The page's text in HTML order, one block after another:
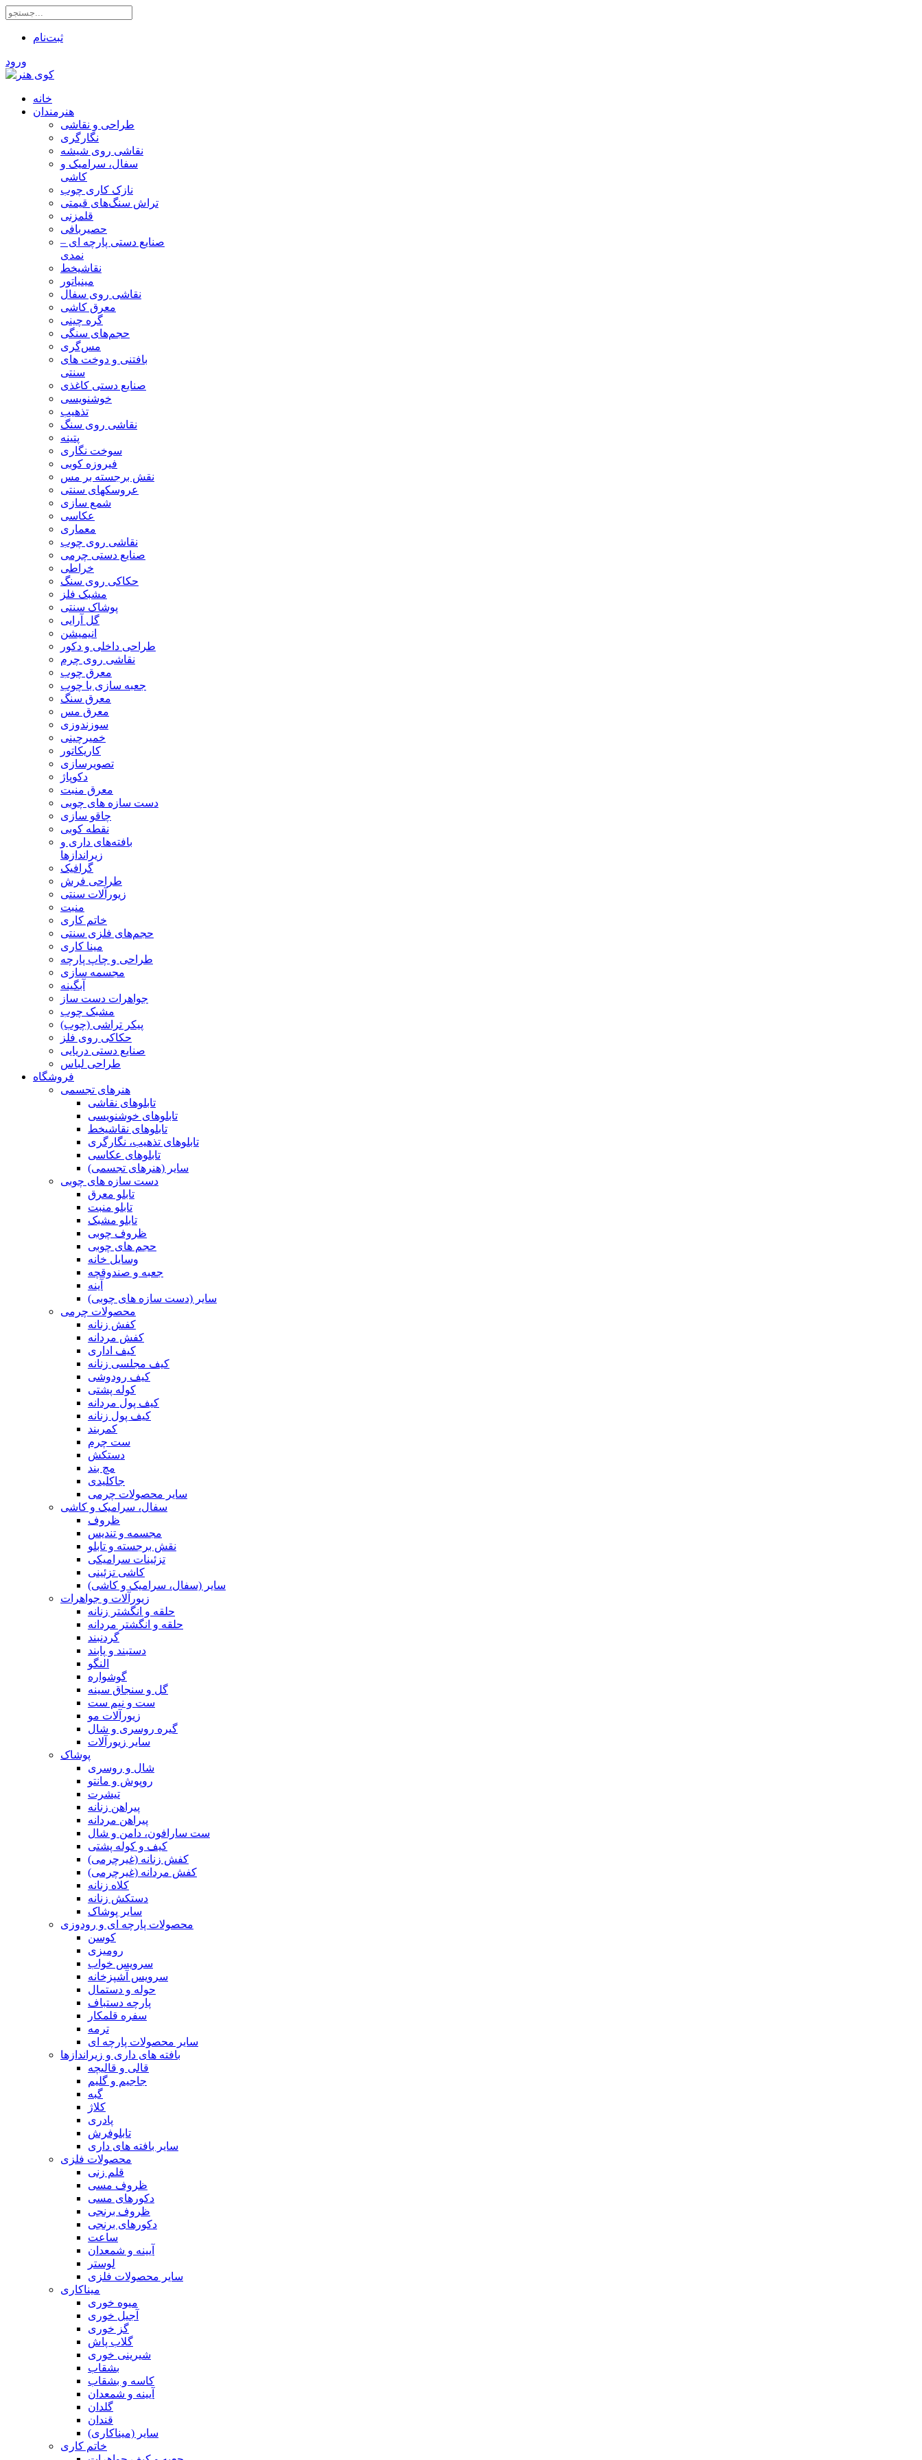
ثبت‌نام
ورود
خانه
هنرمندان
طراحی و نقاشی
نگارگری
نقاشی روی شیشه
سفال، سرامیک و
کاشی
نازک کاری چوب
تراش سنگ‌های قیمتی
قلمزنی
حصیربافی
صنایع دستی پارچه ای –
نمدی
نقاشیخط
مینیاتور
نقاشی روی سفال
معرق کاشی
گره چینی
حجم‌های سنگی
مس‌گری
بافتنی‌ و دوخت های
سنتی
صنایع دستی کاغذی
خوشنویسی
تذهیب
نقاشی روی سنگ
پتینه
سوخت نگاری
فیروزه کوبی
نقش برجسته بر مس
عروسکهای سنتی
شمع سازی
عکاسی
معماری
نقاشی روی چوب
صنایع دستی چرمی
خراطی
حکاکی روی سنگ
مشبک فلز
پوشاک سنتی
گل آرایی
انیمیشن
طراحی داخلی و دکور
نقاشی روی چرم
معرق چوب
جعبه سازی با چوب
معرق سنگ
معرق مس
سوزندوزی
خمیرچینی
کاریکاتور
تصویرسازی
دکوپاژ
معرق منبت
دست سازه های چوبی
چاقو سازی
نقطه کوبی
بافته‌های داری و
زیراندازها
گرافیک
طراحی فرش
زیورآلات سنتی
منبت
خاتم کاری
حجم‌های فلزی سنتی
مینا کاری
طراحی و چاپ پارچه
مجسمه سازی
آبگینه
جواهرات دست ساز
مشبک چوب
پیکر تراشی (چوب)
حکاکی روی فلز
صنایع دستی دریایی
طراحی لباس
فروشگاه
هنرهای تجسمی
تابلوهای نقاشی
تابلوهای خوشنویسی
تابلوهای نقاشیخط
تابلوهای تذهیب، نگارگری
تابلوهای عکاسی
سایر (هنرهای تجسمی)
دست سازه های چوبی
تابلو معرق
تابلو منبت
تابلو مشبک
ظروف چوبی
حجم های چوبی
وسایل خانه
جعبه و صندوقچه
آینه
سایر (دست سازه های چوبی)
محصولات چرمی
کفش زنانه
کفش مردانه
کیف اداری
کیف مجلسی زنانه
کیف رودوشی
کوله پشتی
کیف پول مردانه
کیف پول زنانه
کمربند
ست چرم
دستکش
مچ بند
جاکلیدی
سایر محصولات چرمی
سفال، سرامیک و کاشی
ظروف
مجسمه و تندیس
نقش برجسته و تابلو
تزئینات سرامیکی
کاشی تزئینی
سایر (سفال، سرامیک و کاشی)
زیورآلات و جواهرات
حلقه و انگشتر زنانه
حلقه و انگشتر مردانه
گردنبند
دستبند و پابند
النگو
گوشواره
گل و سنجاق سینه
ست و نیم ست
زیورآلات مو
گیره روسری و شال
سایر زیورآلات
پوشاک
شال و روسری
روپوش و مانتو
تیشرت
پیراهن زنانه
پیراهن مردانه
ست سارافون، دامن و شال
کیف و کوله پشتی
کفش زنانه (غیرچرمی)
کفش مردانه (غیرچرمی)
کلاه زنانه
دستکش زنانه
سایر پوشاک
محصولات پارچه ای و رودوزی
کوسن
رومیزی
سرویس خواب
سرویس آشپزخانه
حوله و دستمال
پارچه دستباف
سفره قلمکار
ترمه
سایر محصولات پارچه ای
بافته های داری و زیراندازها
قالی و قالیچه
جاجیم و گلیم
گبه
کلاژ
پادری
تابلوفرش
سایر بافته های داری
محصولات فلزی
قلم زنی
ظروف مسی
دکورهای مسی
ظروف برنجی
دکورهای برنجی
ساعت
آیینه و شمعدان
لوستر
سایر محصولات فلزی
میناکاری
میوه خوری
آجیل خوری
گز خوری
گلاب پاش
شیرینی خوری
بشقاب
کاسه و بشقاب
آیینه و شمعدان
گلدان
قندان
سایر (میناکاری)
خاتم کاری